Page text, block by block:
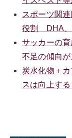
スポーツ関
役割 DHA、
サッカーの
不足の傾向
炭水化物＋
スは向上す